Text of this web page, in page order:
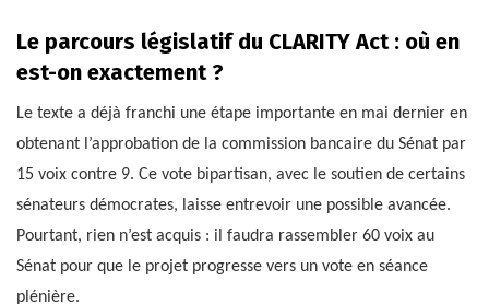
Le parcours législatif du CLARITY Act : où en
est-on exactement ?
Le texte a déjà franchi une étape importante en mai dernier en
obtenant l’approbation de la commission bancaire du Sénat par
15 voix contre 9. Ce vote bipartisan, avec le soutien de certains
sénateurs démocrates, laisse entrevoir une possible avancée.
Pourtant, rien n’est acquis : il faudra rassembler 60 voix au
Sénat pour que le projet progresse vers un vote en séance
plénière.